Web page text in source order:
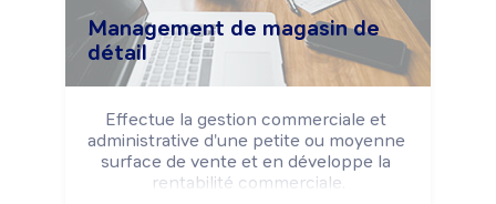
Management de magasin de
détail
Effectue la gestion commerciale et
administrative d'une petite ou moyenne
surface de vente et en développe la
rentabilité commerciale.